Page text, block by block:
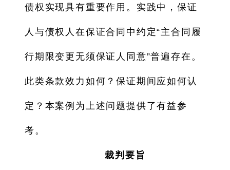
债权实现具有重要作用。实践中，保证
人与债权人在保证合同中约定“主合同履
行期限变更无须保证人同意”普遍存在。
此类条款效力如何？保证期间应如何认
定？本案例为上述问题提供了有益参
考。
裁判要旨